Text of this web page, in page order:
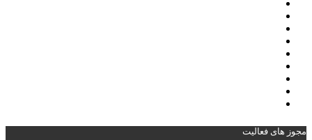
مجوز های فعالیت